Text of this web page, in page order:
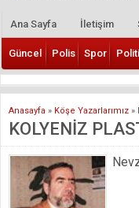
Ana Sayfa İletişim
Güncel Polis Spor
Anasayfa » Köşe Yazarlarımız »
KOLYENİZ